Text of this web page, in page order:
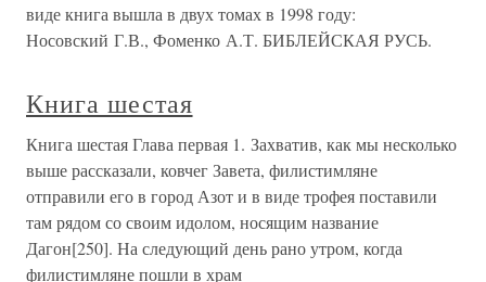
виде книга вышла в двух томах в 1998 году:
Носовский Г.В., Фоменко А.Т. БИБЛЕЙСКАЯ РУСЬ.
Книга шестая
Книга шестая Глава первая 1. Захватив, как мы несколько
выше рассказали, ковчег Завета, филистимляне
отправили его в город Азот и в виде трофея поставили
там рядом со своим идолом, носящим название
Дагон[250]. На следующий день рано утром, когда
филистимляне пошли в храм